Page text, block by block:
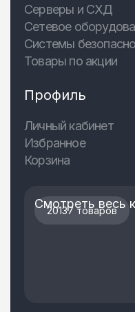
Серверы и СХД
Сетевое
Системы
Товары по акции
Профиль
Личный кабинет
Избранное
Корзина
20137 товаров
Смотреть весь